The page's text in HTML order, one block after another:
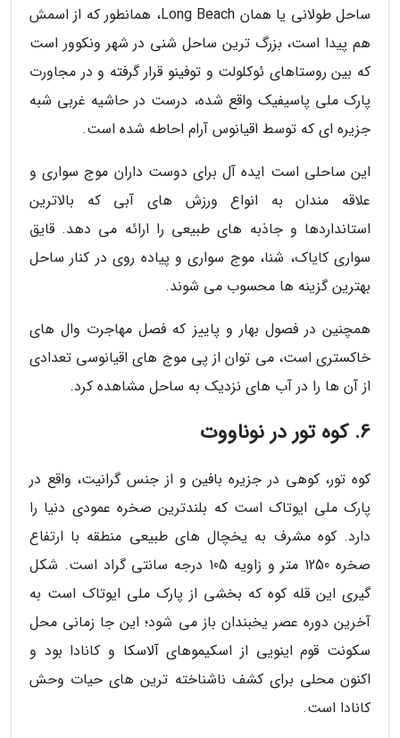
ساحل طولانی یا همان Long Beach، همانطور که از اسمش
هم پیدا است، بزرگ ترین ساحل شنی در شهر ونکوور است
که بین روستاهای ئوکلولت و توفینو قرار گرفته و در مجاورت
پارک ملی پاسیفیک واقع شده، درست در حاشیه غربی شبه
جزیره ای که توسط اقیانوس آرام احاطه شده است.
این ساحلی است ایده آل برای دوست داران موج سواری و
علاقه مندان به انواع ورزش های آبی که بالاترین
استانداردها و جاذبه های طبیعی را ارائه می دهد. قایق
سواری کایاک، شنا، موج سواری و پیاده روی در کنار ساحل
بهترین گزینه ها محسوب می شوند.
همچنین در فصول بهار و پاییز که فصل مهاجرت وال های
خاکستری است، می توان از پی موج های اقیانوسی تعدادی
از آن ها را در آب های نزدیک به ساحل مشاهده کرد.
6. کوه تور در نوناووت
کوه تور، کوهی در جزیره بافین و از جنس گرانیت، واقع در
پارک ملی ایوتاک است که بلندترین صخره عمودی دنیا را
دارد. کوه مشرف به یخچال های طبیعی منطقه با ارتفاع
صخره 1250 متر و زاویه 105 درجه سانتی گراد است. شکل
گیری این قله کوه که بخشی از پارک ملی ایوتاک است به
آخرین دوره عصر یخبندان باز می شود؛ این جا زمانی محل
سکونت قوم اینویی از اسکیموهای آلاسکا و کانادا بود و
اکنون محلی برای کشف ناشناخته ترین های حیات وحش
کانادا است.